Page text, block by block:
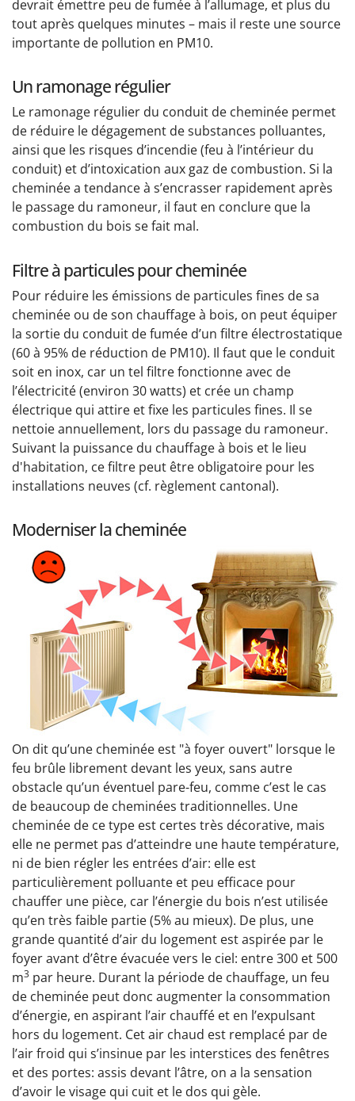
devrait émettre peu de fumée à l’allumage, et plus du
tout après quelques minutes – mais il reste une source
importante de pollution en PM10.
Un ramonage régulier
Le ramonage régulier du conduit de cheminée permet
de réduire le dégagement de substances polluantes,
ainsi que les risques d’incendie (feu à l’intérieur du
conduit) et d’intoxication aux gaz de combustion. Si la
cheminée a tendance à s’encrasser rapidement après
le passage du ramoneur, il faut en conclure que la
combustion du bois se fait mal.
Filtre à particules pour cheminée
Pour réduire les émissions de particules fines de sa
cheminée ou de son chauffage à bois, on peut équiper
la sortie du conduit de fumée d’un filtre électrostatique
(60 à 95% de réduction de PM10). Il faut que le conduit
soit en inox, car un tel filtre fonctionne avec de
l’électricité (environ 30 watts) et crée un champ
électrique qui attire et fixe les particules fines. Il se
nettoie annuellement, lors du passage du ramoneur.
Suivant la puissance du chauffage à bois et le lieu
d'habitation, ce filtre peut être obligatoire pour les
installations neuves (cf. règlement cantonal).
Moderniser la cheminée
On dit qu’une cheminée est "à foyer ouvert" lorsque le
feu brûle librement devant les yeux, sans autre
obstacle qu’un éventuel pare-feu, comme c’est le cas
de beaucoup de cheminées traditionnelles. Une
cheminée de ce type est certes très décorative, mais
elle ne permet pas d’atteindre une haute température,
ni de bien régler les entrées d’air: elle est
particulièrement polluante et peu efficace pour
chauffer une pièce, car l’énergie du bois n’est utilisée
qu’en très faible partie (5% au mieux). De plus, une
grande quantité d’air du logement est aspirée par le
foyer avant d’être évacuée vers le ciel: entre 300 et 500
m3 par heure. Durant la période de chauffage, un feu
de cheminée peut donc augmenter la consommation
d’énergie, en aspirant l’air chauffé et en l’expulsant
hors du logement. Cet air chaud est remplacé par de
l’air froid qui s’insinue par les interstices des fenêtres
et des portes: assis devant l’âtre, on a la sensation
d’avoir le visage qui cuit et le dos qui gèle.